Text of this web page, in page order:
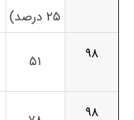
۲۵ درصد)
۹۸ ۵۱
۹۸